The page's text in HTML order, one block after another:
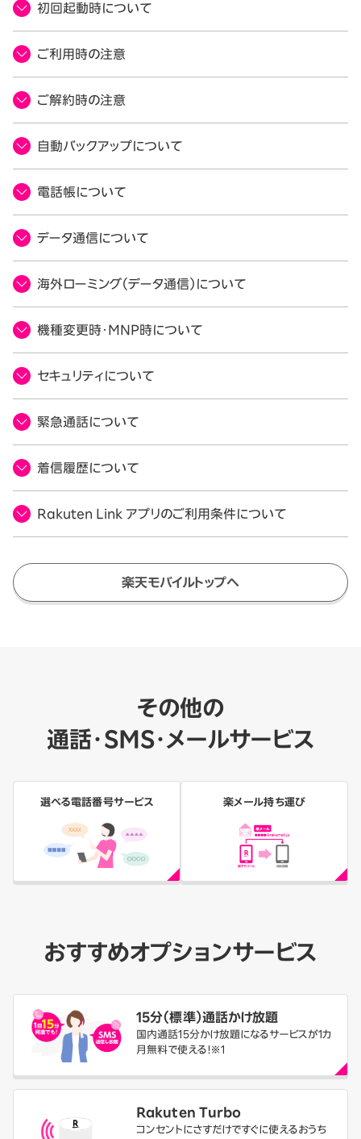
初回起動時について
ご利用時の注意
ご解約時の注意
自動バックアップについて
電話帳について
データ通信について
海外ローミング（データ通信）について
機種変更時・MNP時について
セキュリティについて
緊急通話について
着信履歴について
Rakuten Link アプリのご利用条件について
楽天モバイルトップへ
その他の
通話・SMS・メールサービス
選べる電話番号サービス 楽メール持ち運び
おすすめオプションサービス
15分（標準）通話かけ放題
国内通話15分かけ放題になるサービスが1カ
月無料で使える！※1
Rakuten Turbo
コンセントにさすだけですぐに使えるおうち